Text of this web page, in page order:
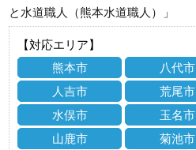
と水道職人（熊本水道職人）」
【対応エリア】
熊本市
八代市
人吉市
荒尾市
水俣市
玉名市
山鹿市
菊池市